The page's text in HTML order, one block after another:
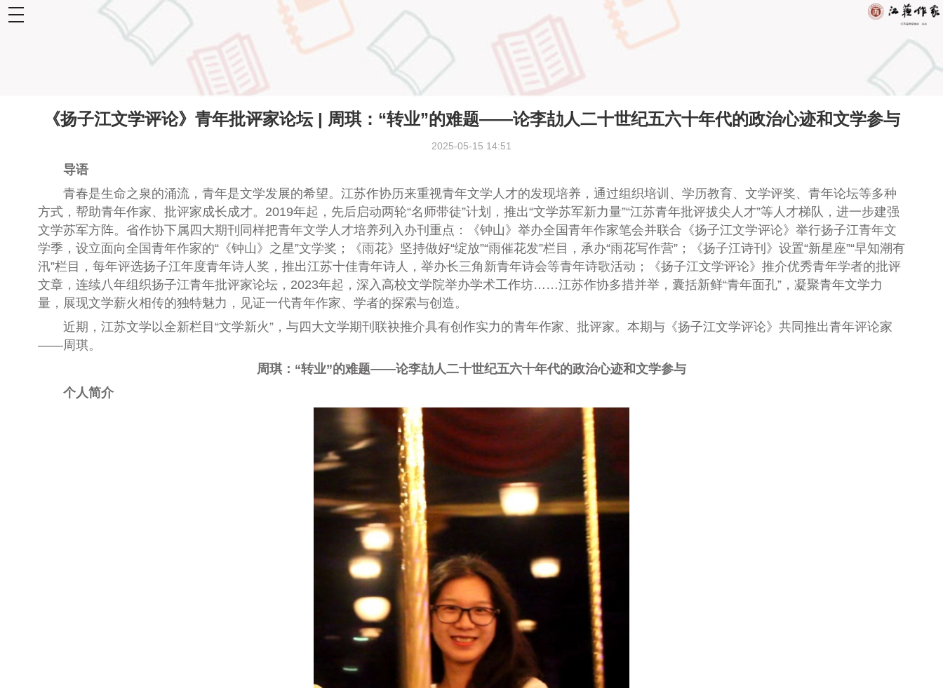
toggle
《扬子江文学评论》青年批评家论坛 | 周琪：“转业”的难题——论李劼人二十世纪五六十年代的政治心迹和文学参与
2025-05-15 14:51
导语
青春是生命之泉的涌流，青年是文学发展的希望。江苏作协历来重视青年文学人才的发现培养，通过组织培训、学历教育、文学评奖、青年论坛等多种
方式，帮助青年作家、批评家成长成才。2019年起，先后启动两轮“名师带徒”计划，推出“文学苏军新力量”“江苏青年批评拔尖人才”等人才梯队，进一步建强
文学苏军方阵。省作协下属四大期刊同样把青年文学人才培养列入办刊重点：《钟山》举办全国青年作家笔会并联合《扬子江文学评论》举行扬子江青年文
学季，设立面向全国青年作家的“《钟山》之星”文学奖；《雨花》坚持做好“绽放”“雨催花发”栏目，承办“雨花写作营”；《扬子江诗刊》设置“新星座”“早知潮有
汛”栏目，每年评选扬子江年度青年诗人奖，推出江苏十佳青年诗人，举办长三角新青年诗会等青年诗歌活动；《扬子江文学评论》推介优秀青年学者的批评
文章，连续八年组织扬子江青年批评家论坛，2023年起，深入高校文学院举办学术工作坊……江苏作协多措并举，囊括新鲜“青年面孔”，凝聚青年文学力
量，展现文学薪火相传的独特魅力，见证一代青年作家、学者的探索与创造。
近期，江苏文学以全新栏目“文学新火”，与四大文学期刊联袂推介具有创作实力的青年作家、批评家。本期与《扬子江文学评论》共同推出青年评论家
——周琪。
周琪：“转业”的难题——论李劼人二十世纪五六十年代的政治心迹和文学参与
个人简介